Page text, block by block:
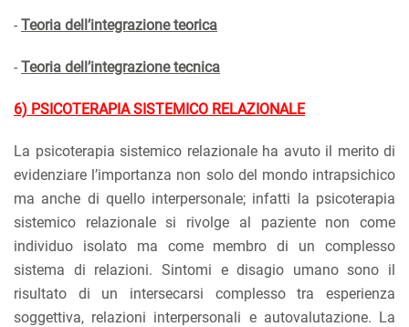
- Teoria dell’integrazione teorica
- Teoria dell’integrazione tecnica
6) PSICOTERAPIA SISTEMICO RELAZIONALE
La psicoterapia sistemico relazionale ha avuto il merito di
evidenziare l’importanza non solo del mondo intrapsichico
ma anche di quello interpersonale; infatti la psicoterapia
sistemico relazionale si rivolge al paziente non come
individuo isolato ma come membro di un complesso
sistema di relazioni. Sintomi e disagio umano sono il
risultato di un intersecarsi complesso tra esperienza
soggettiva, relazioni interpersonali e autovalutazione. La